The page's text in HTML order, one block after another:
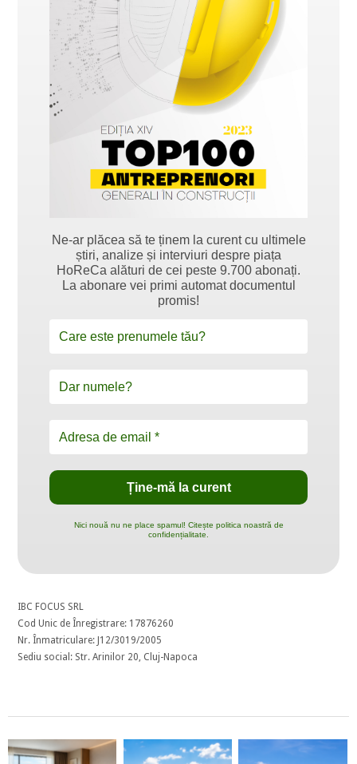
Ne-ar plăcea să te ținem la curent cu ultimele
știri, analize și interviuri despre piața
HoReCa alături de cei peste 9.700 abonați.
La abonare vei primi automat documentul
promis!
Nici nouă nu ne place spamul! Citește politica noastră de
confidențialitate.
IBC FOCUS SRL
Cod Unic de Înregistrare: 17876260
Nr. Înmatriculare: J12/3019/2005
Sediu social: Str. Arinilor 20, Cluj-Napoca